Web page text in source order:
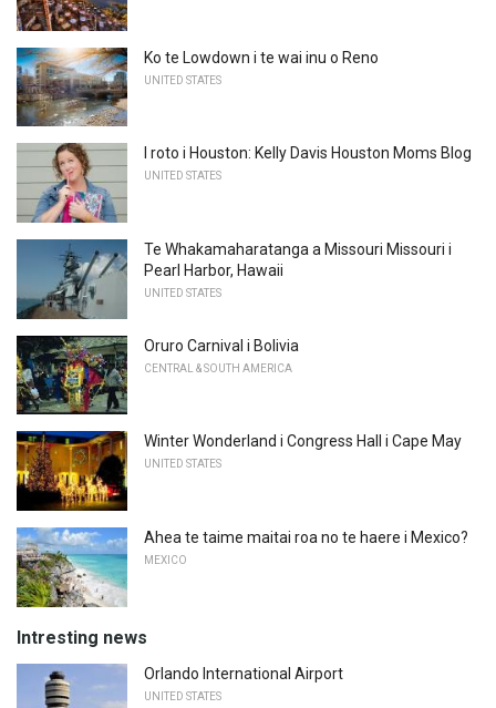
Ko te Lowdown i te wai inu o Reno
UNITED STATES
I roto i Houston: Kelly Davis Houston Moms Blog
UNITED STATES
Te Whakamaharatanga a Missouri Missouri i
Pearl Harbor, Hawaii
UNITED STATES
Oruro Carnival i Bolivia
CENTRAL & SOUTH AMERICA
Winter Wonderland i Congress Hall i Cape May
UNITED STATES
Ahea te taime maitai roa no te haere i Mexico?
MEXICO
Intresting news
Orlando International Airport
UNITED STATES